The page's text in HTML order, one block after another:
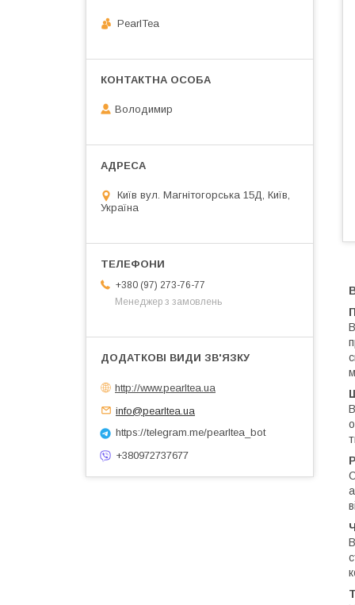
PearlTea
Володимир
Київ вул. Магнiтогорська 15Д, Київ,
Україна
+380 (97) 273-76-77
Менеджер з замовлень
http://www.pearltea.ua
info@pearltea.ua
https://telegram.me/pearltea_bot
+380972737677